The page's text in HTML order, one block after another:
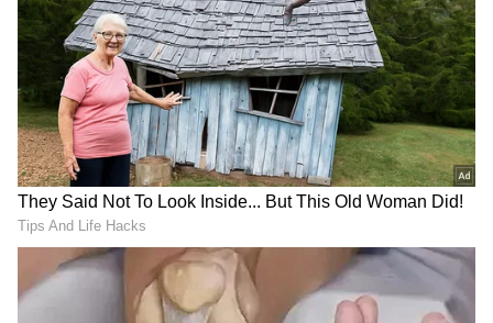
6
ఈ మూవీలో హీరోయిన్‌కి పొట్టి కాస్ట్యూమ్ కావాల్సి ఉంది.